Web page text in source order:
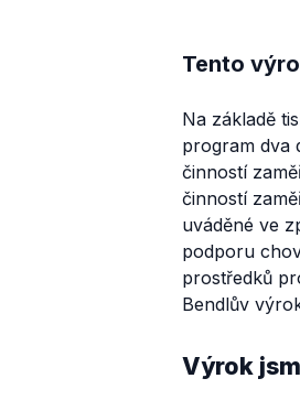
Tento
Na základě
program dva
činností
činností
uváděné ve
podporu
prostředků
Bendlův
Výrok